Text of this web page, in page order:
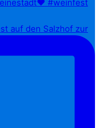
auf den Salzhof zur